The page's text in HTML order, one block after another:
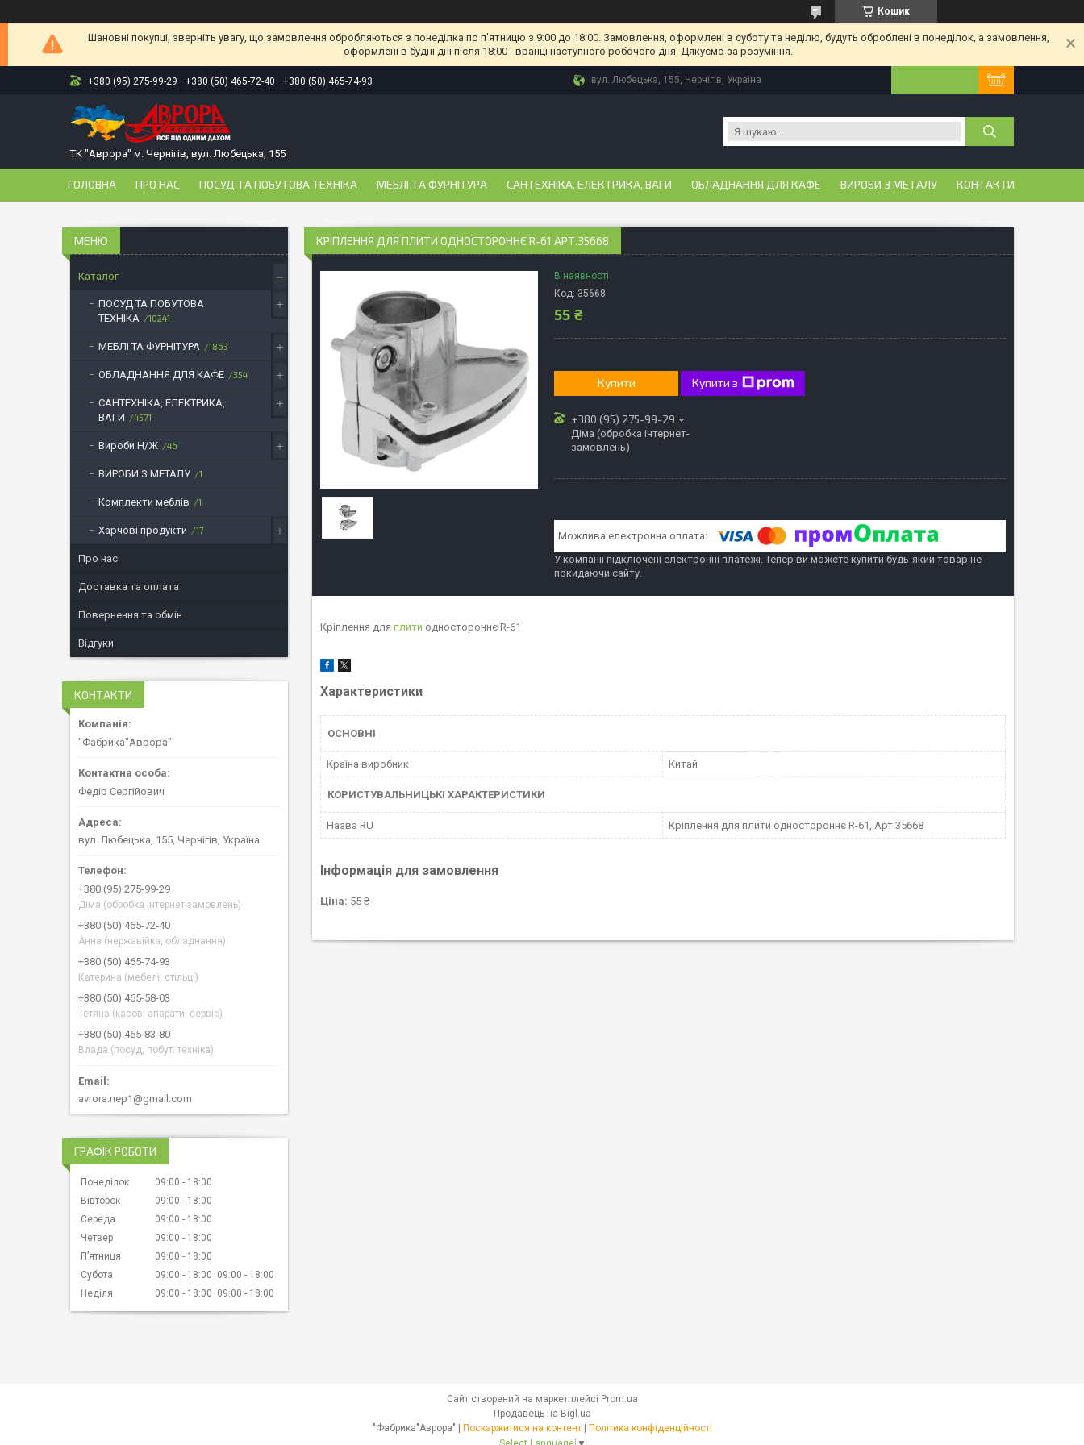
Кошик
Шановні покупці, зверніть увагу, що замовлення обробляються з понеділка по п'ятницю з 9:00 до 18:00. Замовлення, оформлені в суботу та неділю, будуть оброблені в понеділок, а замовлення,
оформлені в будні дні після 18:00 - вранці наступного робочого дня. Дякуємо за розуміння.
+380 (95) 275-99-29 +380 (50) 465-72-40 +380 (50) 465-74-93 вул. Любецька, 155, Чернігів, Україна
ТК "Аврора" м. Чернігів, вул. Любецька, 155
ГОЛОВНА ПРО НАС ПОСУД ТА ПОБУТОВА ТЕХНІКА МЕБЛІ ТА ФУРНІТУРА САНТЕХНІКА, ЕЛЕКТРИКА, ВАГИ ОБЛАДНАННЯ ДЛЯ КАФЕ ВИРОБИ З МЕТАЛУ КОНТАКТИ
КРІПЛЕННЯ ДЛЯ ПЛИТИ ОДНОСТОРОННЄ R-61 АРТ.35668
В наявності
Код: 35668
55 ₴
Купити Купити з
+380 (95) 275-99-29
Діма (обробка інтернет-
замовлень)
У компанії підключені електронні платежі. Тепер ви можете купити будь-який товар не
покидаючи сайту.
Кріплення для плити одностороннє R-61
Характеристики
ОСНОВНІ
Країна виробник Китай
КОРИСТУВАЛЬНИЦЬКІ ХАРАКТЕРИСТИКИ
Назва RU Кріплення для плити одностороннє R-61, Арт.35668
Інформація для замовлення
Ціна: 55 ₴
Каталог
ПОСУД ТА ПОБУТОВА
ТЕХНІКА
10241
МЕБЛІ ТА ФУРНІТУРА 1863
ОБЛАДНАННЯ ДЛЯ КАФЕ 354
САНТЕХНІКА, ЕЛЕКТРИКА,
ВАГИ
4571
Вироби Н/Ж 46
ВИРОБИ З МЕТАЛУ 1
Комплекти меблів 1
Харчові продукти 17
Про нас
Доставка та оплата
Повернення та обмін
Відгуки
КОНТАКТИ
"Фабрика"Аврора"
Федір Сергійович
вул. Любецька, 155, Чернігів, Україна
+380 (95) 275-99-29
Діма (обробка інтернет-замовлень)
+380 (50) 465-72-40
Анна (нержавійка, обладнання)
+380 (50) 465-74-93
Катерина (мебелі, стільці)
+380 (50) 465-58-03
Тетяна (касові апарати, сервіс)
+380 (50) 465-83-80
Влада (посуд, побут. техніка)
avrora.nep1@gmail.com
ГРАФІК РОБОТИ
Понеділок 09:00
18:00
Вівторок
09:00
18:00
Середа
09:00
18:00
Четвер
09:00
18:00
Пʼятниця
09:00
18:00
Субота
09:00 18:00 09:00
18:00
Неділя
09:00 18:00 09:00 18:00
Сайт створений на маркетплейсі Prom.ua
Продавець на Bigl.ua
Поскаржитися на контент
Політика конфіденційності